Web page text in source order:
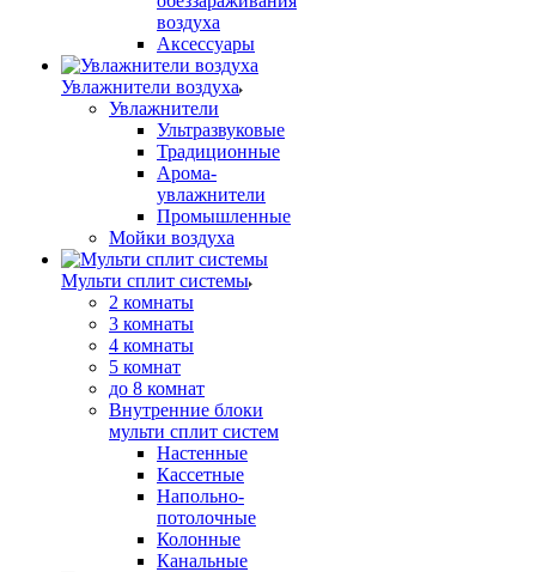
воздуха
Аксессуары
Увлажнители воздуха
Увлажнители
Ультразвуковые
Традиционные
Арома-
увлажнители
Промышленные
Мойки воздуха
Мульти сплит системы
2 комнаты
3 комнаты
4 комнаты
5 комнат
до 8 комнат
Внутренние блоки
мульти сплит систем
Настенные
Кассетные
Напольно-
потолочные
Колонные
Канальные